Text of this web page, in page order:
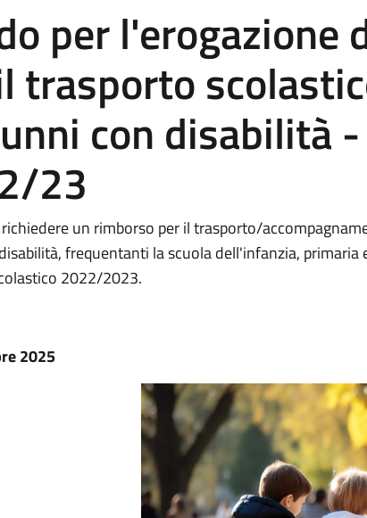
per l'erogazione
trasporto
con disabilità -
23
un rimborso per il trasporto/
frequentanti la scuola dell'infanzia, primaria
2022/2023.
2025